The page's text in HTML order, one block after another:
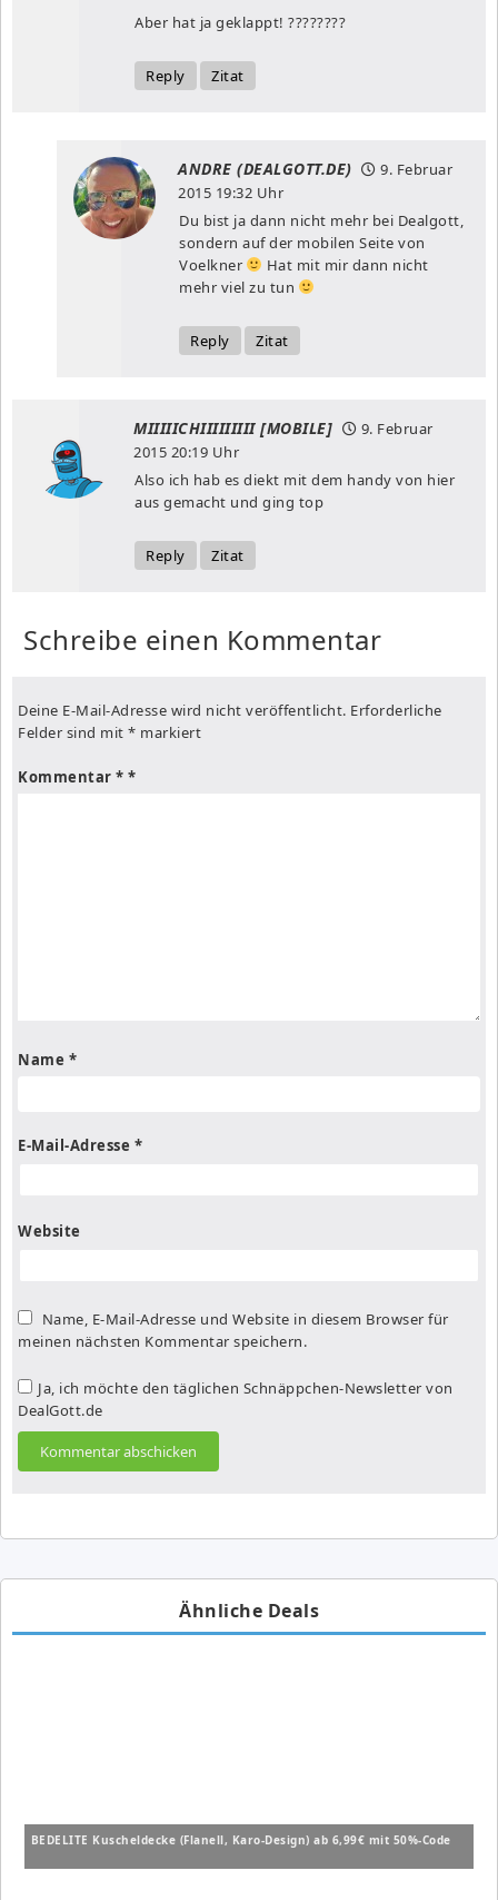
Aber hat ja geklappt! ????????
Reply Zitat
ANDRE (DEALGOTT.DE)
9. Februar
2015 19:32 Uhr
Du bist ja dann nicht mehr bei Dealgott,
sondern auf der mobilen Seite von
Voelkner
Hat mit mir dann nicht
mehr viel zu tun
Reply Zitat
MIIIIICHIIIIIIIII [MOBILE]
9. Februar
2015 20:19 Uhr
Also ich hab es diekt mit dem handy von hier
aus gemacht und ging top
Reply Zitat
Schreibe einen Kommentar
Deine E-Mail-Adresse wird nicht veröffentlicht. Erforderliche
Felder sind mit * markiert
Kommentar *
Name *
E-Mail-Adresse *
Website
Name, E-Mail-Adresse und Website in diesem Browser für
meinen nächsten Kommentar speichern.
Ja, ich möchte den täglichen Schnäppchen-Newsletter von
DealGott.de
Ähnliche Deals
BEDELITE Kuscheldecke (Flanell, Karo-Design) ab 6,99€ mit 50%-Code